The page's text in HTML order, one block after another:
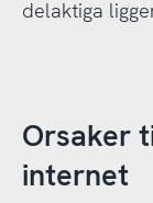
delaktiga
Orsaker
internet